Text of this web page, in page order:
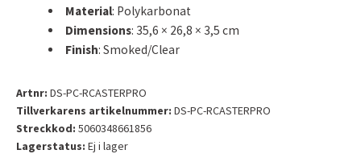
Material: Polykarbonat
Dimensions: 35,6 × 26,8 × 3,5 cm
Finish: Smoked/Clear
Artnr: DS-PC-RCASTERPRO
Tillverkarens artikelnummer: DS-PC-RCASTERPRO
Streckkod: 5060348661856
Lagerstatus: Ej i lager